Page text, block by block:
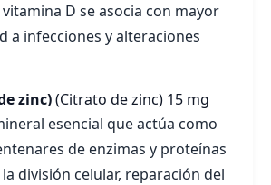
D se asocia con mayor
a infecciones y alteraciones
zinc)(Citrato de zinc) 15 mg
esencial que actúa como
de enzimas y proteínas
división celular, reparación del